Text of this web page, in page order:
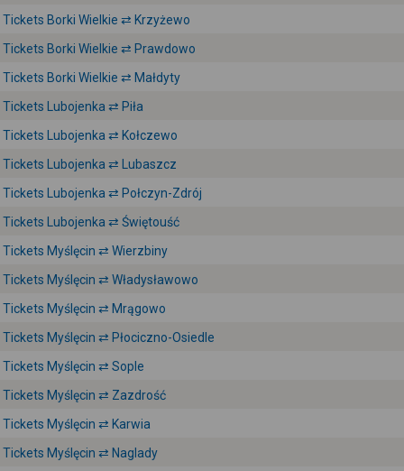
Tickets Borki Wielkie ⇄ Krzyżewo
Tickets Borki Wielkie ⇄ Prawdowo
Tickets Borki Wielkie ⇄ Małdyty
Tickets Lubojenka ⇄ Piła
Tickets Lubojenka ⇄ Kołczewo
Tickets Lubojenka ⇄ Lubaszcz
Tickets Lubojenka ⇄ Połczyn-Zdrój
Tickets Lubojenka ⇄ Świętouść
Tickets Myślęcin ⇄ Wierzbiny
Tickets Myślęcin ⇄ Władysławowo
Tickets Myślęcin ⇄ Mrągowo
Tickets Myślęcin ⇄ Płociczno-Osiedle
Tickets Myślęcin ⇄ Sople
Tickets Myślęcin ⇄ Zazdrość
Tickets Myślęcin ⇄ Karwia
Tickets Myślęcin ⇄ Naglady